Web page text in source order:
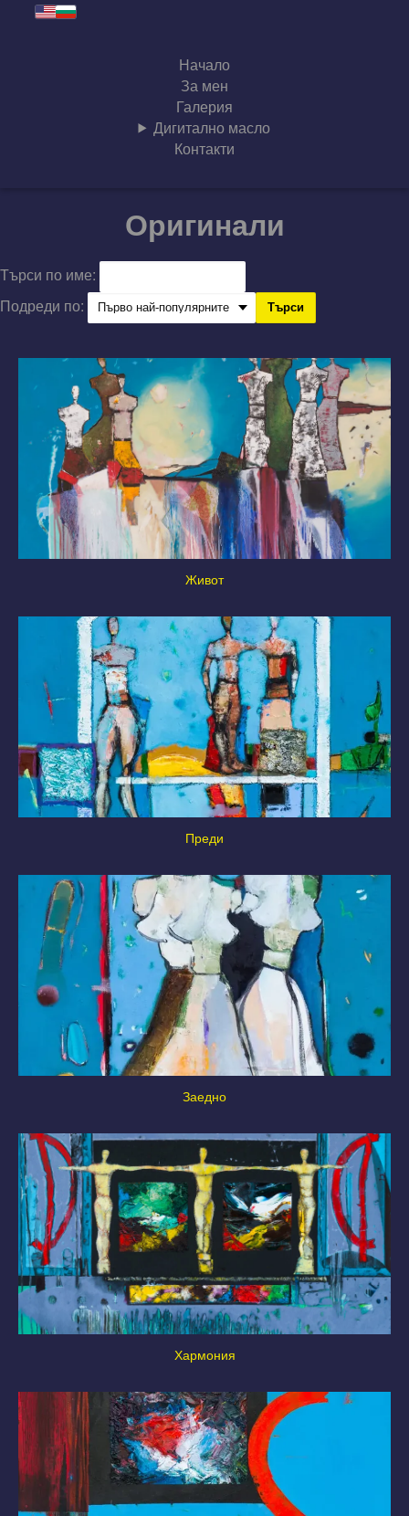
Начало
За мен
Галерия
Дигитално масло
Контакти
Оригинали
Търси по име:
Подреди по:
Търси
Живот
Преди
Заедно
Хармония